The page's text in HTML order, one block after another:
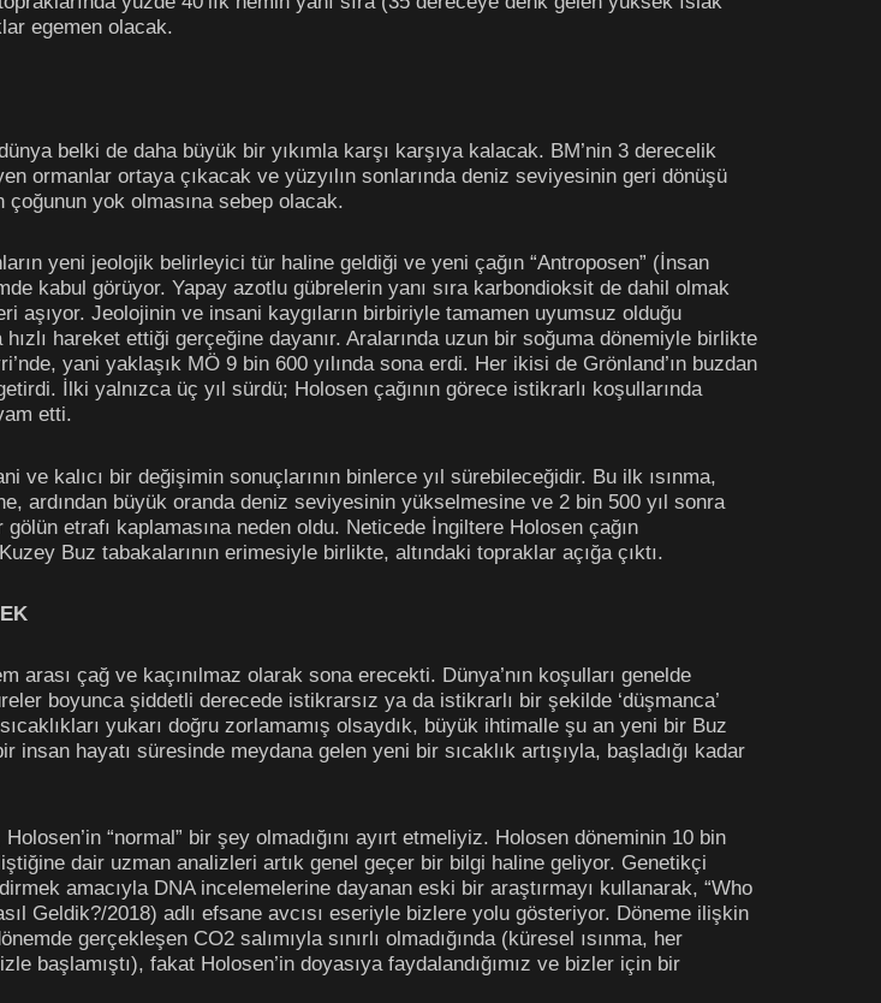
egemen olacak.
belki de daha büyük bir yıkımla karşı karşıya kalacak. BM’nin 3 derecelik
ormanlar ortaya çıkacak ve yüzyılın sonlarında deniz seviyesinin geri dönüşü
yok olmasına sebep olacak.
yeni jeolojik belirleyici tür haline geldiği ve yeni çağın “Antroposen” (İnsan
kabul görüyor. Yapay azotlu gübrelerin yanı sıra karbondioksit de dahil olmak
aşıyor. Jeolojinin ve insani kaygıların birbiriyle tamamen uyumsuz olduğu
hareket ettiği gerçeğine dayanır. Aralarında uzun bir soğuma dönemiyle birlikte
yani yaklaşık MÖ 9 bin 600 yılında sona erdi. Her ikisi de Grönland’ın buzdan
İlki yalnızca üç yıl sürdü; Holosen çağının görece istikrarlı koşullarında
etti.
ve kalıcı bir değişimin sonuçlarının binlerce yıl sürebileceğidir. Bu ilk ısınma,
ardından büyük oranda deniz seviyesinin yükselmesine ve 2 bin 500 yıl sonra
etrafı kaplamasına neden oldu. Neticede İngiltere Holosen çağın
Buz tabakalarının erimesiyle birlikte, altındaki topraklar açığa çıktı.
arası çağ ve kaçınılmaz olarak sona erecekti. Dünya’nın koşulları genelde
boyunca şiddetli derecede istikrarsız ya da istikrarlı bir şekilde ‘düşmanca’
yukarı doğru zorlamamış olsaydık, büyük ihtimalle şu an yeni bir Buz
insan hayatı süresinde meydana gelen yeni bir sıcaklık artışıyla, başladığı kadar
“normal” bir şey olmadığını ayırt etmeliyiz. Holosen döneminin 10 bin
dair uzman analizleri artık genel geçer bir bilgi haline geliyor. Genetikçi
amacıyla DNA incelemelerine dayanan eski bir araştırmayı kullanarak, “Who
Geldik?/2018) adlı efsane avcısı eseriyle bizlere yolu gösteriyor. Döneme ilişkin
gerçekleşen CO2 salımıyla sınırlı olmadığında (küresel ısınma, her
başlamıştı), fakat Holosen’in doyasıya faydalandığımız ve bizler için bir